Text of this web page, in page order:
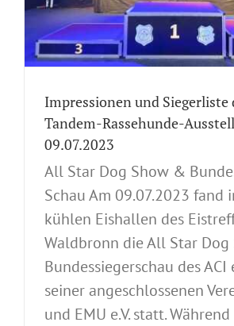
Impressionen und Siegerliste
Tandem-Rassehunde-
09.07.2023
All Star Dog Show &
Schau Am 09.07.2023 fand
kühlen Eishallen des
Waldbronn die All Star Dog
Bundessiegerschau des ACI
seiner angeschlossenen
und EMU e.V. statt.